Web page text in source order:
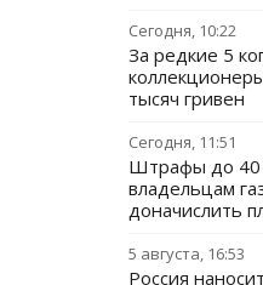
Сегодня, 10:22
За редкие 5
тысяч гривен
Сегодня, 11:51
Штрафы до 40
владельцам
доначислить
5 августа, 16:53
Россия